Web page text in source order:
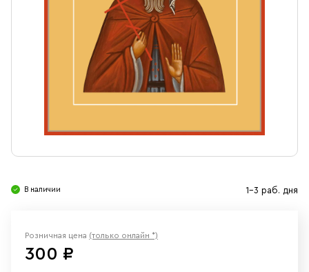
Ювелирные изделия
В наличии 1-3 раб. дня
Розничная цена (только онлайн *)
300 ₽